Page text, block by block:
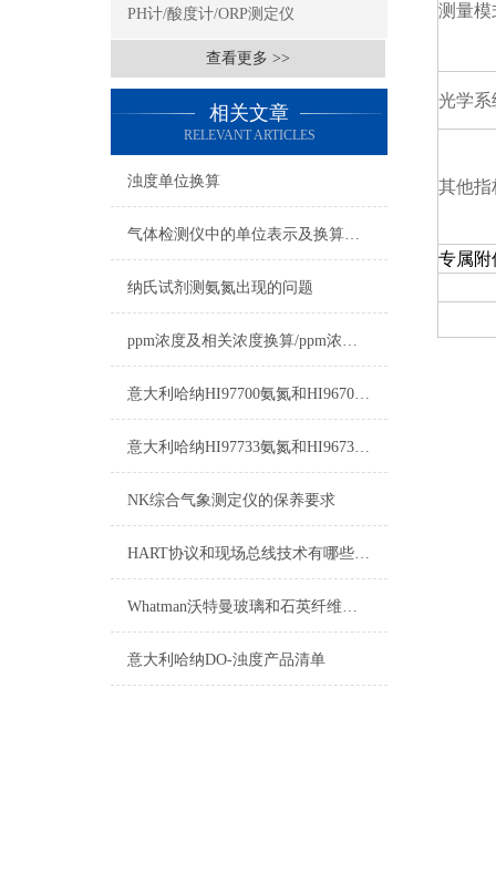
PH计/酸度计/ORP测定仪
查看更多 >>
相关文章
RELEVANT ARTICLES
浊度单位换算
气体检测仪中的单位表示及换算方法
纳氏试剂测氨氮出现的问题
ppm浓度及相关浓度换算/ppm浓度换算
意大利哈纳HI97700氨氮和HI96700氨氮的区别
意大利哈纳HI97733氨氮和HI96733氨氮区别
NK综合气象测定仪的保养要求
HART协议和现场总线技术有哪些异同
Whatman沃特曼玻璃和石英纤维滤纸/滤膜
意大利哈纳DO-浊度产品清单
测量模
光学系
其他指
专属附